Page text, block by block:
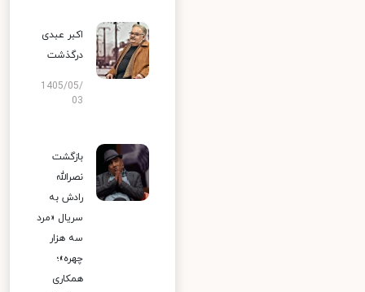
اکبر عبدی
درگذشت
1405/05/
03
بازگشت
نصرالله
رادش به
سریال «مرد
سه هزار
چهره»؛
همکاری